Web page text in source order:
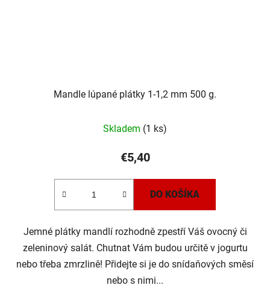
Mandle lúpané plátky 1-1,2 mm 500 g.
Skladem (1 ks)
€5,40
DO KOŠÍKA
Jemné plátky mandlí rozhodně zpestří Váš ovocný či
zeleninový salát. Chutnat Vám budou určitě v jogurtu
nebo třeba zmrzlině! Přidejte si je do snídaňových směsí
nebo s nimi...